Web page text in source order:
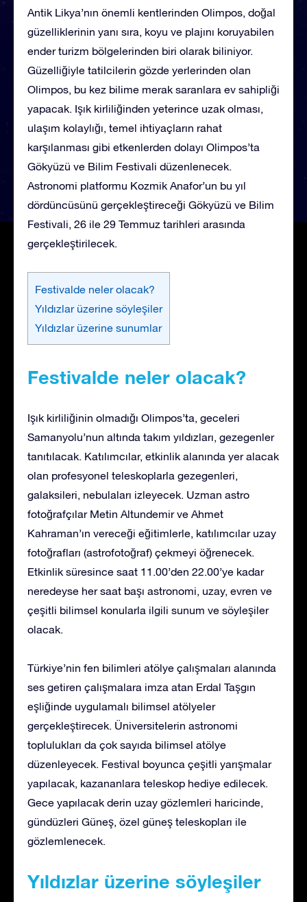
Antik Likya’nın önemli kentlerinden Olimpos, doğal
güzelliklerinin yanı sıra, koyu ve plajını koruyabilen
ender turizm bölgelerinden biri olarak biliniyor.
Güzelliğiyle tatilcilerin gözde yerlerinden olan
Olimpos, bu kez bilime merak saranlara ev sahipliği
yapacak. Işık kirliliğinden yeterince uzak olması,
ulaşım kolaylığı, temel ihtiyaçların rahat
karşılanması gibi etkenlerden dolayı Olimpos’ta
Gökyüzü ve Bilim Festivali düzenlenecek.
Astronomi platformu Kozmik Anafor’un bu yıl
dördüncüsünü gerçekleştireceği Gökyüzü ve Bilim
Festivali, 26 ile 29 Temmuz tarihleri arasında
gerçekleştirilecek.
Festivalde neler olacak?
Yıldızlar üzerine söyleşiler
Yıldızlar üzerine sunumlar
Festivalde neler olacak?
Işık kirliliğinin olmadığı Olimpos’ta, geceleri
Samanyolu’nun altında takım yıldızları, gezegenler
tanıtılacak. Katılımcılar, etkinlik alanında yer alacak
olan profesyonel teleskoplarla gezegenleri,
galaksileri, nebulaları izleyecek. Uzman astro
fotoğrafçılar Metin Altundemir ve Ahmet
Kahraman’ın vereceği eğitimlerle, katılımcılar uzay
fotoğrafları (astrofotoğraf) çekmeyi öğrenecek.
Etkinlik süresince saat 11.00’den 22.00’ye kadar
neredeyse her saat başı astronomi, uzay, evren ve
çeşitli bilimsel konularla ilgili sunum ve söyleşiler
olacak.
Türkiye’nin fen bilimleri atölye çalışmaları alanında
ses getiren çalışmalara imza atan Erdal Taşgın
eşliğinde uygulamalı bilimsel atölyeler
gerçekleştirecek. Üniversitelerin astronomi
toplulukları da çok sayıda bilimsel atölye
düzenleyecek. Festival boyunca çeşitli yarışmalar
yapılacak, kazananlara teleskop hediye edilecek.
Gece yapılacak derin uzay gözlemleri haricinde,
gündüzleri Güneş, özel güneş teleskopları ile
gözlemlenecek.
Yıldızlar üzerine söyleşiler